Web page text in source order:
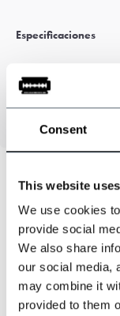
Consent
This website
We use cookies
provide social
We also share
our social media,
may combine it
provided to them
Especificaciones
Color: Verde
100% Lana
¿Podemos
Atención al cliente:
+31